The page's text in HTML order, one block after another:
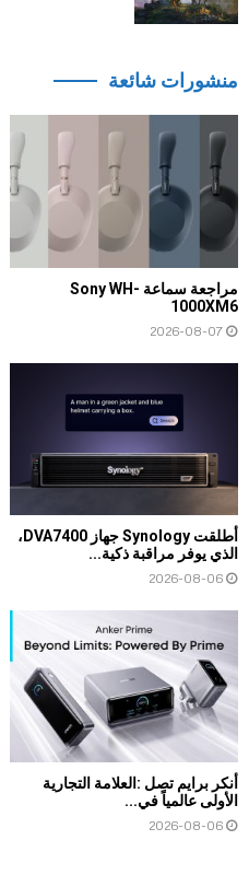
منشورات شائعة
مراجعة سماعة Sony WH-
1000XM6
2026-08-07
أطلقت Synology جهاز DVA7400،
الذي يوفر مراقبة ذكية...
2026-08-06
أنكر برايم تصل :العلامة التجارية
الأولى عالمياً في...
2026-08-06